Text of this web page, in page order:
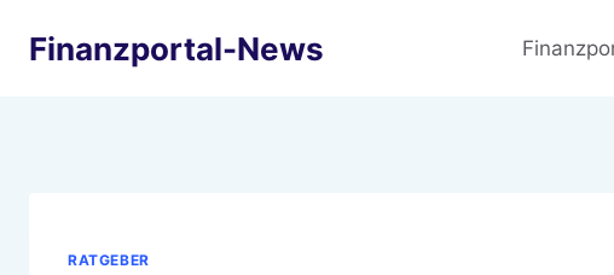
InhaltFinanzportal-News
RATGEBER